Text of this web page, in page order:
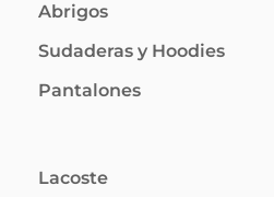
Abrigos
Sudaderas y Hoodies
Pantalones
Lacoste